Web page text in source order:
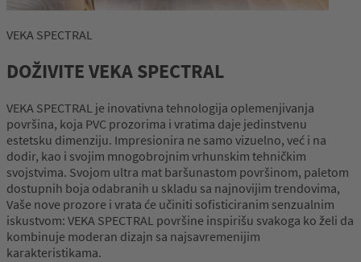
VEKA SPECTRAL
DOŽIVITE VEKA SPECTRAL
VEKA SPECTRAL je inovativna tehnologija oplemenjivanja
površina, koja PVC prozorima i vratima daje jedinstvenu
estetsku dimenziju. Impresionira ne samo vizuelno, već i na
dodir, kao i svojim mnogobrojnim vrhunskim tehničkim
svojstvima. Svojom ultra mat baršunastom površinom, paletom
dostupnih boja odabranih u skladu sa najnovijim trendovima,
Vaše nove prozore i vrata će učiniti sofisticiranim senzualnim
iskustvom: VEKA SPECTRAL površine inspirišu svakoga ko želi da
kombinuje moderan dizajn sa najsavremenijim
karakteristikama.